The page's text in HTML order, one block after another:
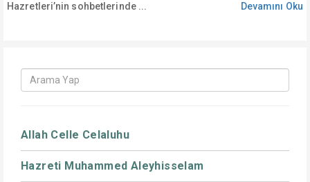
Hazretleri’nin sohbetlerinde ...
Devamını Oku
Allah Celle Celaluhu
Hazreti Muhammed Aleyhisselam